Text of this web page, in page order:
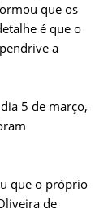
que os
é que o
a
5 de março,
que o próprio
de